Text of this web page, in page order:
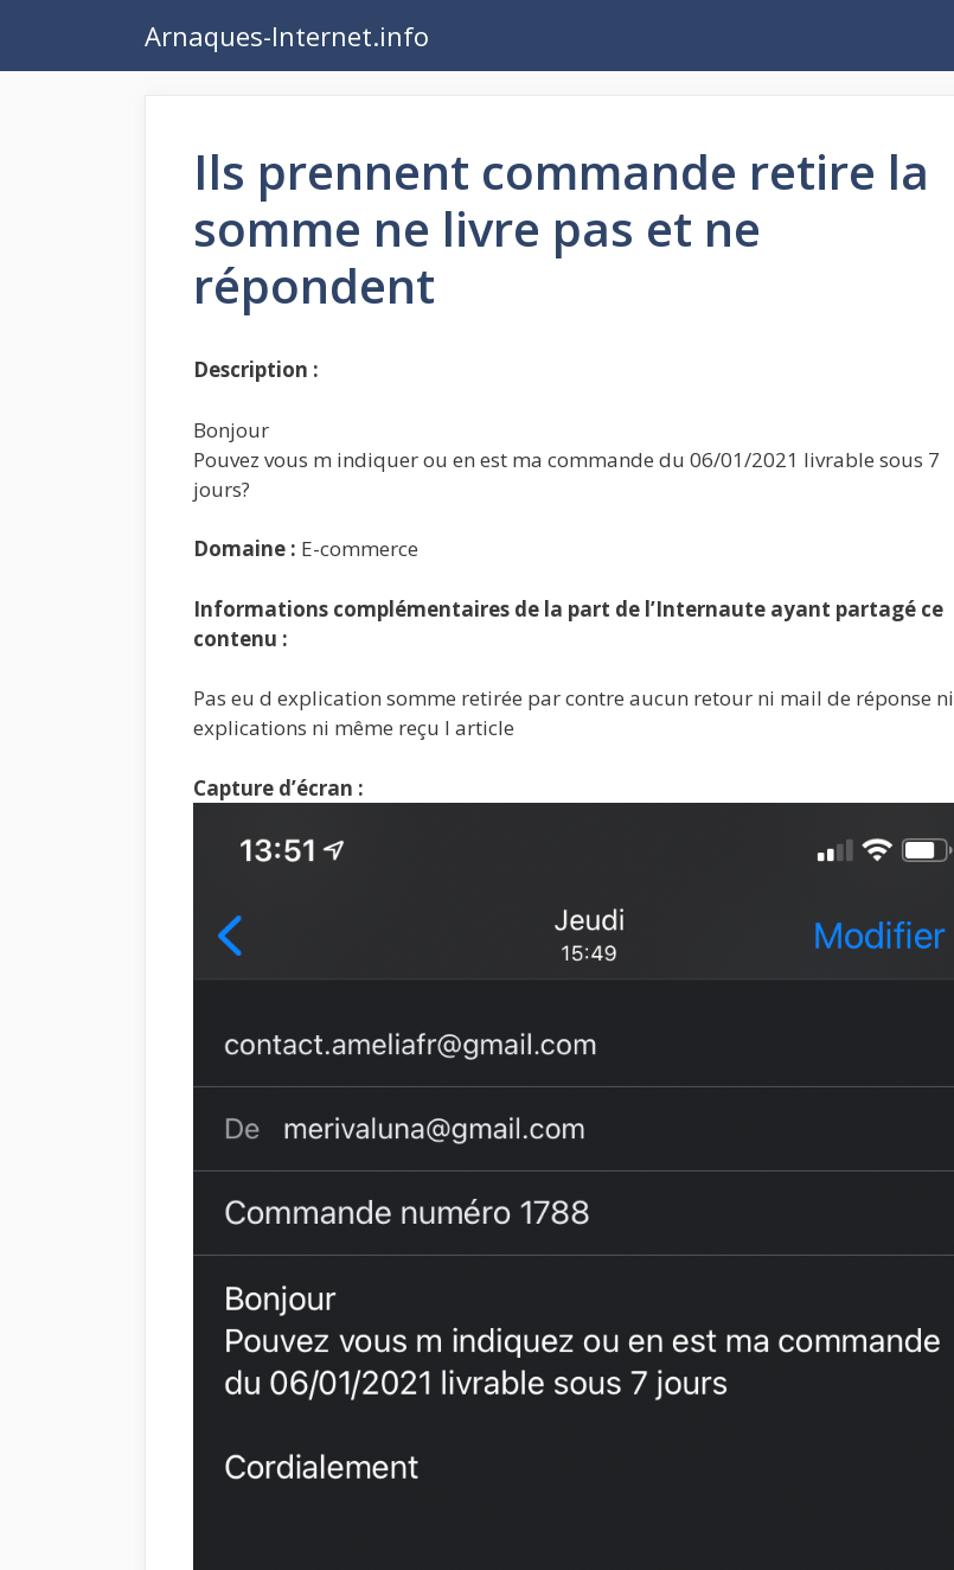
contenu
Arnaques-Internet.info
Ils prennent commande retire la
somme ne livre pas et ne
répondent
Description :
Bonjour
Pouvez vous m indiquer ou en est ma commande du 06/01/2021 livrable sous 7
jours?
Domaine : E-commerce
Informations complémentaires de la part de l’Internaute ayant partagé ce
contenu :
Pas eu d explication somme retirée par contre aucun retour ni mail de réponse ni
explications ni même reçu l article
Capture d’écran :